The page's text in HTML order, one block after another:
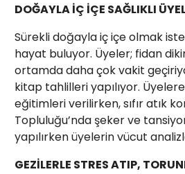
DOĞAYLA İÇ İÇE SAĞLIKLI
Sürekli doğayla iç içe olmak
hayat buluyor. Üyeler; fidan
ortamda daha çok vakit
kitap tahlilleri yapılıyor.
eğitimleri verilirken, sıfır atık
Topluluğu’nda şeker ve
yapılırken üyelerin vücut
GEZİLERLE STRES ATIP,